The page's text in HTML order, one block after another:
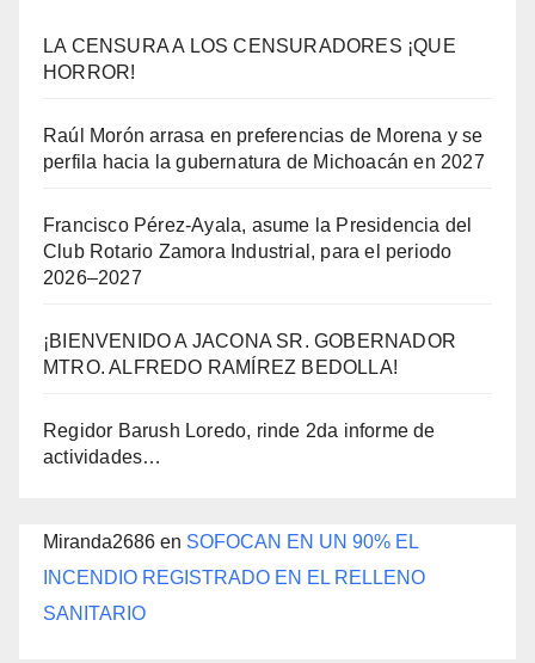
LA CENSURA A LOS CENSURADORES ¡QUE
HORROR!
Raúl Morón arrasa en preferencias de Morena y se
perfila hacia la gubernatura de Michoacán en 2027
Francisco Pérez-Ayala, asume la Presidencia del
Club Rotario Zamora Industrial, para el periodo
2026–2027
¡BIENVENIDO A JACONA SR. GOBERNADOR
MTRO. ALFREDO RAMÍREZ BEDOLLA!
Regidor Barush Loredo, rinde 2da informe de
actividades…
Miranda2686 en SOFOCAN EN UN 90% EL
INCENDIO REGISTRADO EN EL RELLENO
SANITARIO